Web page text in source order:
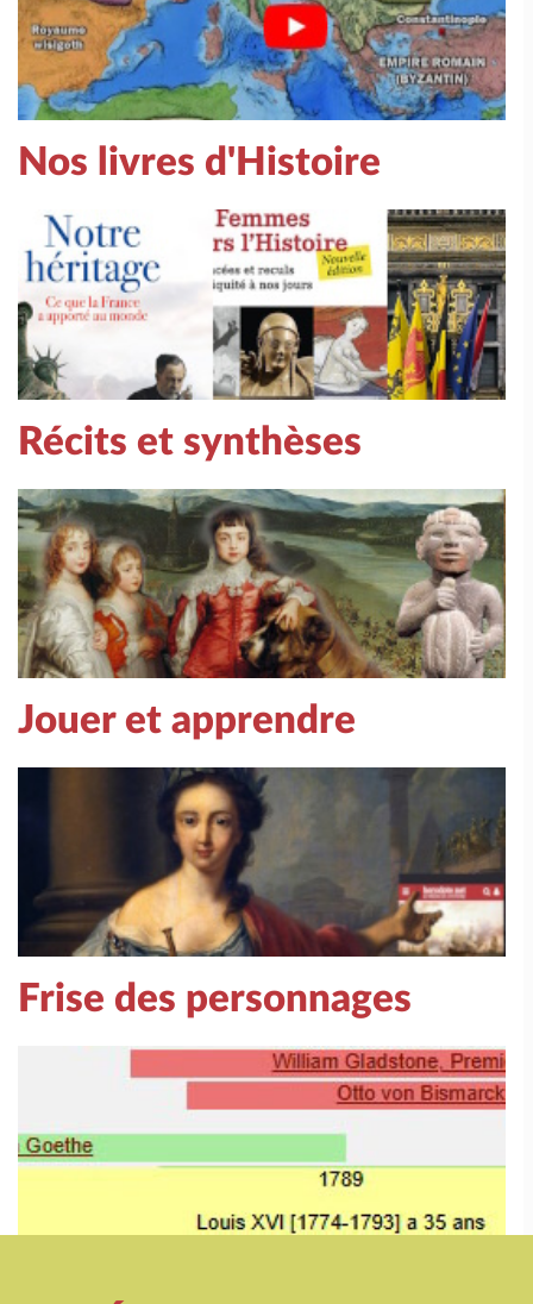
Nos livres d'Histoire
Récits et synthèses
Jouer et apprendre
Frise des personnages